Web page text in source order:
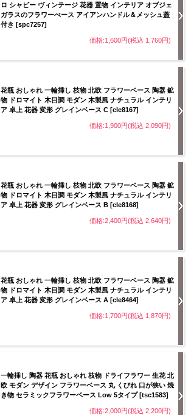
ロ シャビー ヴィンテージ 花器 置物 インテリア オブジェ
ガラスのフラワーべース アイアンハンドル＆メッシュ蓋
付き [spc7257]
価格:1,600円(税込 1,760円)
花瓶 おしゃれ 一輪挿し 枝物 北欧 フラワーベース 陶器 鉱
物 ドロマイト 木目調 モダン 木製風 ナチュラル インテリ
ア 卓上 花器 変形 グレインベース C [cle8167]
価格:1,900円(税込 2,090円)
花瓶 おしゃれ 一輪挿し 枝物 北欧 フラワーベース 陶器 鉱
物 ドロマイト 木目調 モダン 木製風 ナチュラル インテリ
ア 卓上 花器 変形 グレインベース B [cle8168]
価格:2,400円(税込 2,640円)
花瓶 おしゃれ 一輪挿し 枝物 北欧 フラワーベース 陶器 鉱
物 ドロマイト 木目調 モダン 木製風 ナチュラル インテリ
ア 卓上 花器 変形 グレインベース A [cle8464]
価格:1,700円(税込 1,870円)
一輪挿し 陶器 花瓶 おしゃれ 枝物 ドライフラワー 生花 北
欧 モダン デザイン フラワーベース 丸 くびれ 口が狭い 焼
き物 セラミックフラワーベース Low 5タイプ [tsc1583]
価格:2,000円(税込 2,200円)